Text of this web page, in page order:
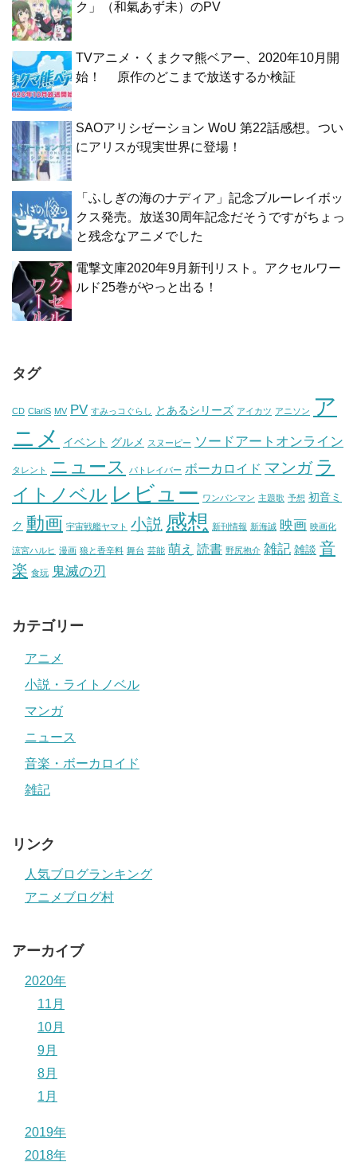
ク」（和氣あず未）のPV
TVアニメ・くまクマ熊ベアー、2020年10月開
始！ 原作のどこまで放送するか検証
SAOアリシゼーション WoU 第22話感想。つい
にアリスが現実世界に登場！
「ふしぎの海のナディア」記念ブルーレイボッ
クス発売。放送30周年記念だそうですがちょっ
と残念なアニメでした
電撃文庫2020年9月新刊リスト。アクセルワー
ルド25巻がやっと出る！
タグ
CD ClariS MV PV すみっコぐらし とあるシリーズ アイカツ アニソン
ア
ニメ
イベント グルメ スヌーピー ソードアートオンライン
タレント ニュース パトレイバー ボーカロイド マンガ ラ
イトノベル レビュー ワンパンマン 主題歌 予想 初音ミ
ク 動画 宇宙戦艦ヤマト 小説 感想 新刊情報 新海誠 映画 映画化
涼宮ハルヒ 漫画 狼と香辛料 舞台 芸能 萌え 読書 野尻抱介 雑記 雑談 音
楽 食玩 鬼滅の刃
カテゴリー
アニメ
小説・ライトノベル
マンガ
ニュース
音楽・ボーカロイド
雑記
リンク
人気ブログランキング
アニメブログ村
アーカイブ
2020年
11月
10月
9月
8月
1月
2019年
2018年